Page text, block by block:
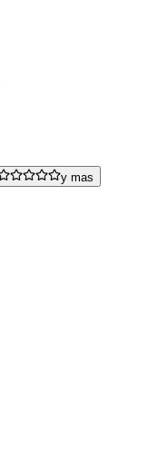
y mas